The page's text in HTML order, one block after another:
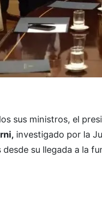
sus ministros, el
investigado por la
desde su llegada a la